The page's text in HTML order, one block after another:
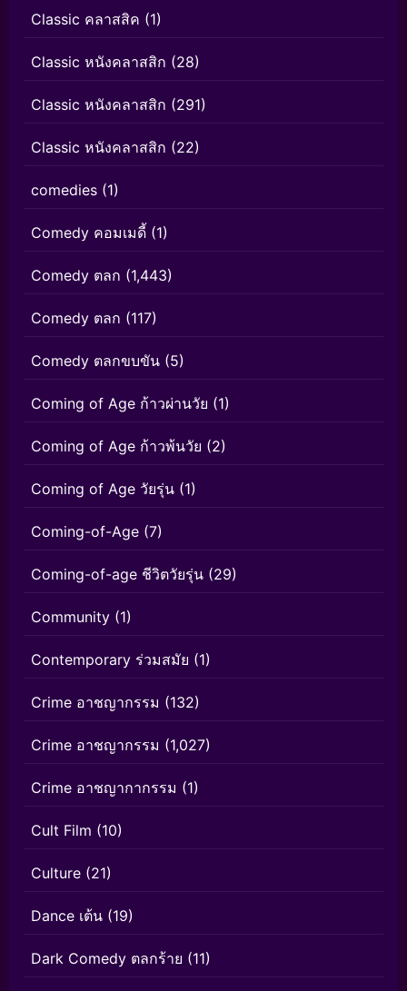
Classic คลาสสิค (1)
Classic หนังคลาสสิก (28)
Classic หนังคลาสสิก (291)
Classic หนังคลาสสิก (22)
comedies (1)
Comedy คอมเมดี้ (1)
Comedy ตลก (1,443)
Comedy ตลก (117)
Comedy ตลกขบขัน (5)
Coming of Age ก้าวผ่านวัย (1)
Coming of Age ก้าวพ้นวัย (2)
Coming of Age วัยรุ่น (1)
Coming-of-Age (7)
Coming-of-age ชีวิตวัยรุ่น (29)
Community (1)
Contemporary ร่วมสมัย (1)
Crime อาชญากรรม (132)
Crime อาชญากรรม (1,027)
Crime อาชญากากรรม (1)
Cult Film (10)
Culture (21)
Dance เต้น (19)
Dark Comedy ตลกร้าย (11)